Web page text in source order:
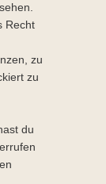
Recht
zu
zu
du